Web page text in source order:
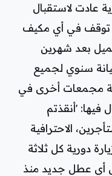
عادت لاستقبال
توقف في أي مكيف
بعد شهرين
سنوي لجميع
مجمعات أخرى في
فيها: 'أنقذتم
الاحترافية
دورية كل ثلاثة
أي عطل جديد منذ